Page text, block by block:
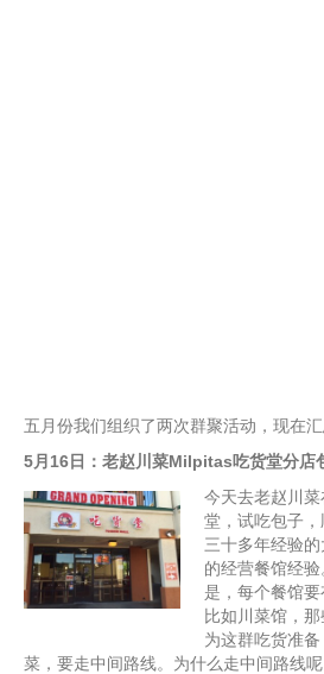
五月份我们组织了两次群聚活动，现在汇
5月16日：老赵川菜Milpitas吃货堂分店
今天去老赵川
堂，试吃包子
三十多年经验
的经营餐馆经
是，每个餐馆要
比如川菜馆，
为这群吃货准
菜，要走中间路线。为什么走中间路线